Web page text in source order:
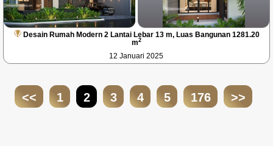
Desain Rumah Modern 2 Lantai Lebar 13 m, Luas Bangunan 1281.20
m2
12 Januari 2025
<< 1 2 3 4 5 176 >>